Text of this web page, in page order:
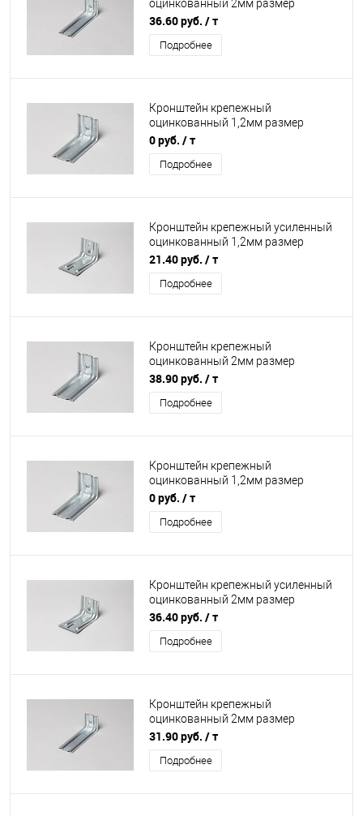
оцинкованный 2мм размер
50х50х320мм
36.60 руб. / т
Подробнее
Кронштейн крепежный
оцинкованный 1,2мм размер
70х70х90мм
0 руб. / т
Подробнее
Кронштейн крепежный усиленный
оцинкованный 1,2мм размер
95х80х90мм
21.40 руб. / т
Подробнее
Кронштейн крепежный
оцинкованный 2мм размер
70х70х210мм
38.90 руб. / т
Подробнее
Кронштейн крепежный
оцинкованный 1,2мм размер
70х70х210мм
0 руб. / т
Подробнее
Кронштейн крепежный усиленный
оцинкованный 2мм размер
95х80х110мм
36.40 руб. / т
Подробнее
Кронштейн крепежный
оцинкованный 2мм размер
50х50х270мм
31.90 руб. / т
Подробнее